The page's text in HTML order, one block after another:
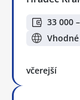
33 000
včerejší